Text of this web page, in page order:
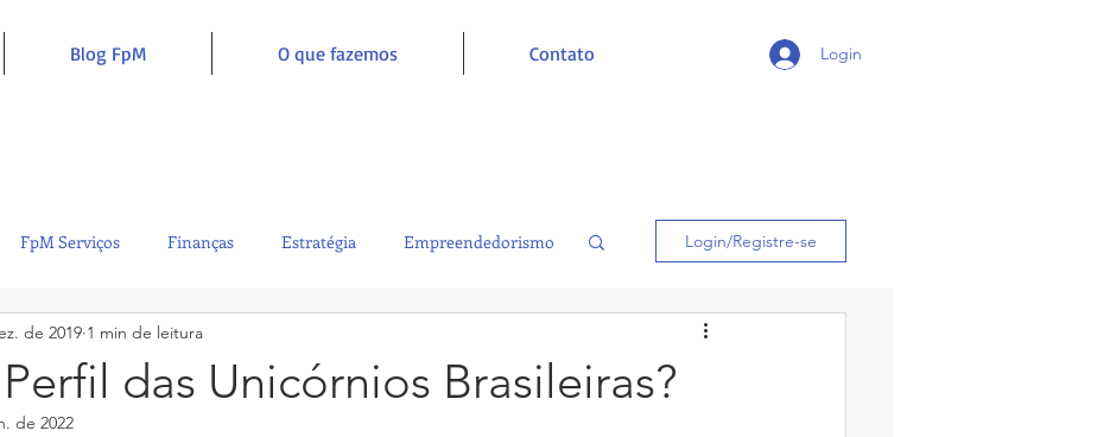
Blog FpM O que fazemos Contato Login
FpM Serviços Finanças Estratégia Empreendedorismo
Sustentabilidade
Login/Registre-se
das Unicórnios Brasileiras?
de 2019 1 min de leitura
de 2022